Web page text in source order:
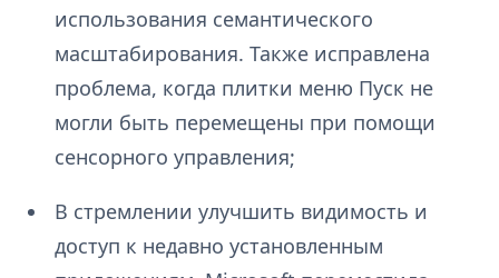
использования семантического
масштабирования. Также исправлена
проблема, когда плитки меню Пуск не
могли быть перемещены при помощи
сенсорного управления;
В стремлении улучшить видимость и
доступ к недавно установленным